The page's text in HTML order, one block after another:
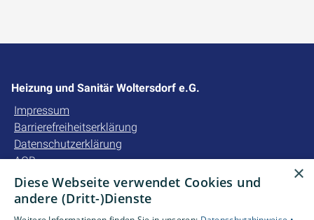
Heizung und Sanitär Woltersdorf e.G.
Impressum
Barrierefreiheitserklärung
Datenschutzerklärung
AGB
Unsere Bereiche
×
Diese Webseite verwendet Cookies und
andere (Dritt-)Dienste